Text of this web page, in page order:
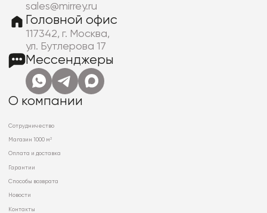
sales@mirrey.ru
Головной офис
117342, г. Москва,
ул. Бутлерова 17
Мессенджеры
О компании
Сотрудничество
Магазин 1000 м²
Оплата и доставка
Гарантии
Способы возврата
Новости
Контакты